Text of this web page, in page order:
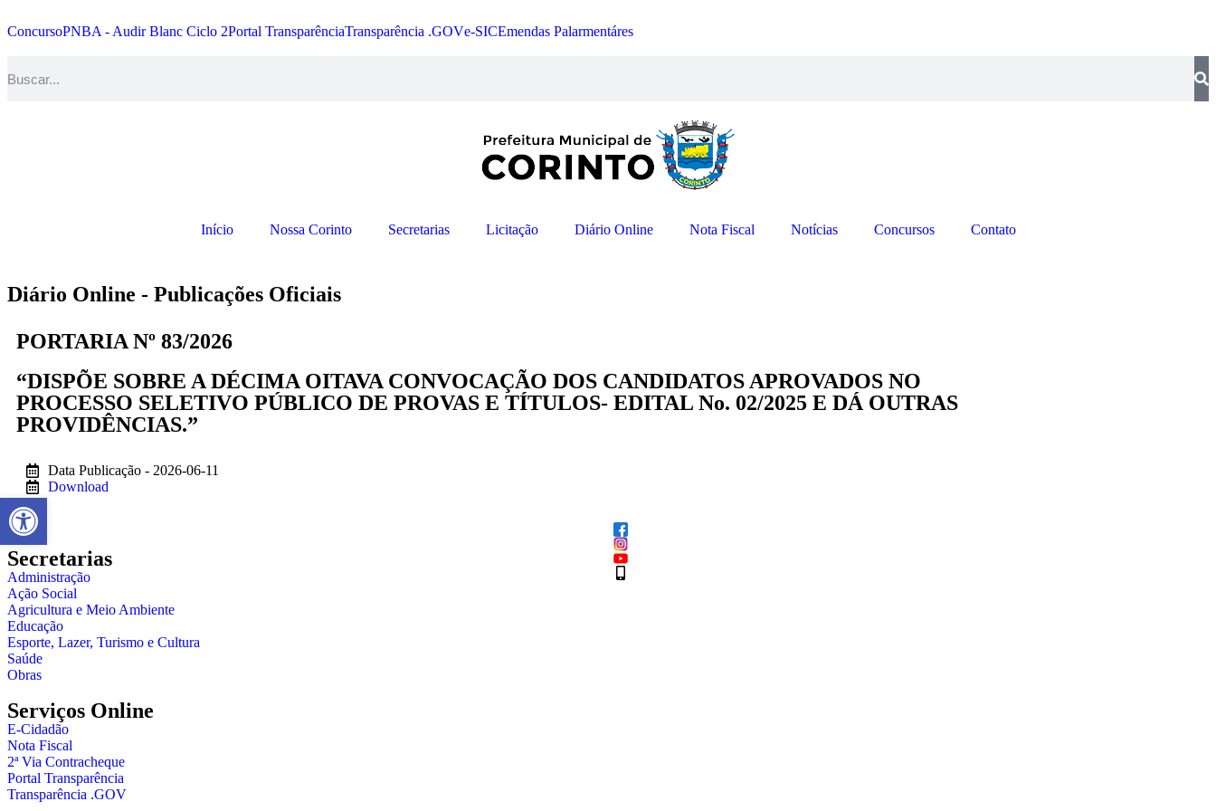
ConcursoPNBA - Audir Blanc Ciclo 2Portal TransparênciaTransparência .GOVe-SICEmendas Palarmentáres
Início Nossa Corinto Secretarias Licitação Diário Online Nota Fiscal Notícias Concursos Contato
Diário Online - Publicações Oficiais
PORTARIA Nº 83/2026
“DISPÕE SOBRE A DÉCIMA OITAVA CONVOCAÇÃO DOS CANDIDATOS APROVADOS NO
PROCESSO SELETIVO PÚBLICO DE PROVAS E TÍTULOS- EDITAL No. 02/2025 E DÁ OUTRAS
PROVIDÊNCIAS.”
Data Publicação - 2026-06-11
Download
Secretarias
Administração
Ação Social
Agricultura e Meio Ambiente
Educação
Esporte, Lazer, Turismo e Cultura
Saúde
Obras
Serviços Online
E-Cidadão
Nota Fiscal
2ª Via Contracheque
Portal Transparência
Transparência .GOV
Abrir a barra de ferramentas